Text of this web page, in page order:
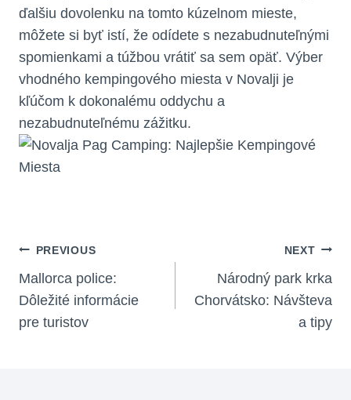
ďalšiu dovolenku na tomto kúzelnom mieste,
môžete si byť istí, že odídete s nezabudnuteľnými
spomienkami a túžbou vrátiť sa sem opäť. Výber
vhodného kempingového miesta v Novalji je
kľúčom k dokonalému oddychu a
nezabudnuteľnému zážitku.
Navigácia
V
Článku
PREVIOUS
Mallorca police:
Dôležité informácie
pre turistov
NEXT
Národný park krka
Chorvátsko: Návšteva
a tipy